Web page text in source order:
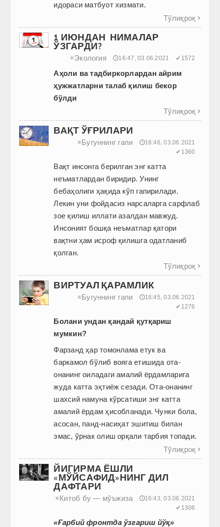
идораси матбуот хизмати.
Тўлиқроқ 
1 ИЮНДАН НИМАЛАР
ЎЗГАРДИ?
≡Экология 🕔16:47, 03.06.2021 ✔1572
Аҳоли ва тадбиркорлардан айрим
ҳужжатларни талаб қилиш бекор
бўлди
Тўлиқроқ 
ВАҚТ ЎҒРИЛАРИ
≡Бугуннинг гапи
🕔16:46, 03.06.2021
✔1360
Вақт инсонга берилган энг катта
неъматлардан биридир. Унинг
бебаҳолиги ҳақида кўп гапирилади.
Лекин уни фойдасиз нарсаларга сарфлаб
зое қилиш иллати азалдан мавжуд.
Инсоният бошқа неъматлар қатори
вақтни ҳам исроф қилишга одатланиб
қолган.
Тўлиқроқ 
ВИРТУАЛ ҚАРАМЛИК
≡Бугуннинг гапи
🕔16:45, 03.06.2021
✔1276
Болани ундан қандай қутқариш
мумкин?
Фарзанд ҳар томонлама етук ва
баркамол бўлиб вояга етишида ота-
онанинг оиладаги амалий ёрдамларига
жуда катта эҳтиёж сезади. Ота-онанинг
шахсий намуна кўрсатиши энг катта
амалий ёрдам ҳисобланади. Чунки бола,
асосан, панд-насиҳат эшитиш билан
эмас, ўрнак олиш орқали тарбия топади.
Тўлиқроқ 
ЙИГИРМА ЁШЛИ
«МЎЙСАФИД»НИНГ ДИЛ
ДАФТАРИ
≡Китоб бу — мўъжиза
🕔16:43, 03.06.2021
✔1306
«Ғарбий фронтда ўзгариш йўқ»